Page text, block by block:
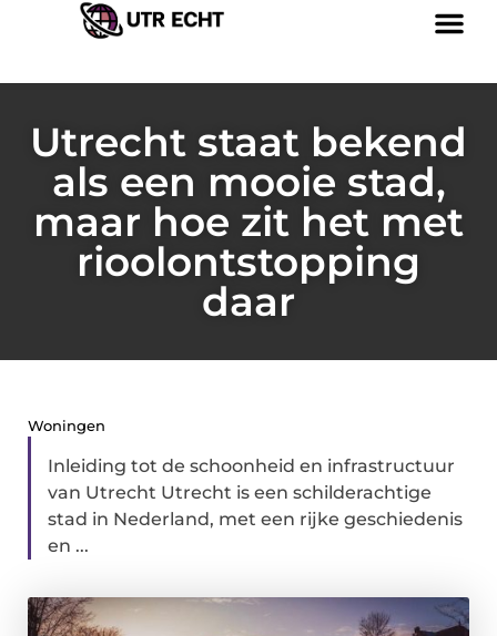
Utrecht staat bekend
als een mooie stad,
maar hoe zit het met
rioolontstopping
daar
Woningen
Inleiding tot de schoonheid en infrastructuur
van Utrecht Utrecht is een schilderachtige
stad in Nederland, met een rijke geschiedenis
en ...